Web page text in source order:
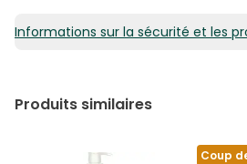
Informations sur la sécurité et les
Produits similaires
Coup